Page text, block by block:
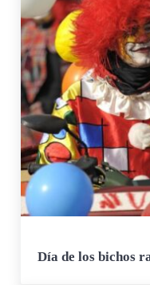
Día de los bichos